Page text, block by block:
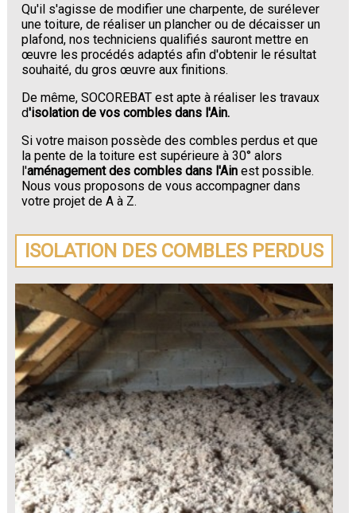
Qu'il s'agisse de modifier une charpente, de surélever
une toiture, de réaliser un plancher ou de décaisser un
plafond, nos techniciens qualifiés sauront mettre en
œuvre les procédés adaptés afin d'obtenir le résultat
souhaité, du gros œuvre aux finitions.
De même, SOCOREBAT est apte à réaliser les travaux
d'isolation de vos combles dans l'Ain.
Si votre maison possède des combles perdus et que
la pente de la toiture est supérieure à 30° alors
l'aménagement des combles dans l'Ain est possible.
Nous vous proposons de vous accompagner dans
votre projet de A à Z.
ISOLATION DES COMBLES PERDUS